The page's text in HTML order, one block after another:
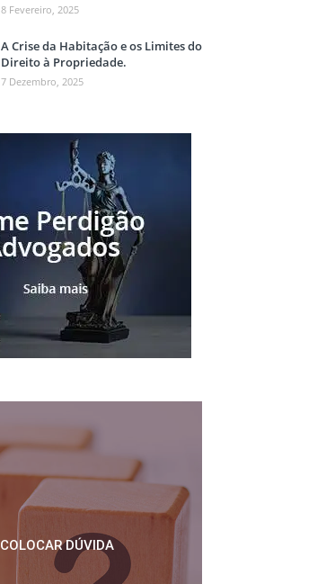
8 Fevereiro, 2025
A Crise da Habitação e os Limites do
Direito à Propriedade.
7 Dezembro, 2025
COLOCAR DÚVIDA